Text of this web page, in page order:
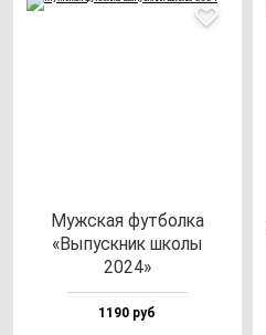
Муж­ская фут­бол­ка
«Выпус­кник шко­лы
2024»
1190 руб